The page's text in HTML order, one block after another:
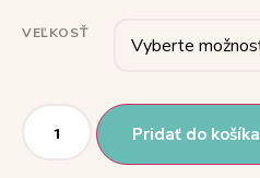
VEĽKOSŤ
Pridať do košíka